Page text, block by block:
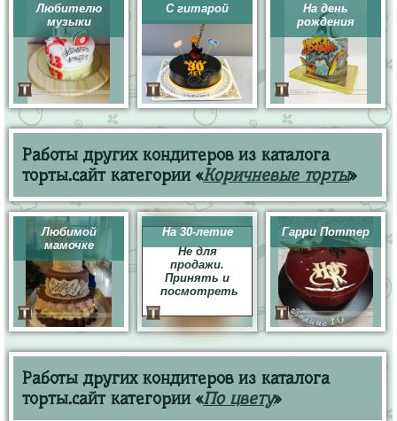
Любителю
музыки
С гитарой
На день
рождения
Работы других кондитеров из каталога
торты.сайт категории «Коричневые торты»
Любимой
мамочке
На 30-летие
Не для
продажи.
Принять и
посмотреть
Гарри Поттер
Работы других кондитеров из каталога
торты.сайт категории «По цвету»